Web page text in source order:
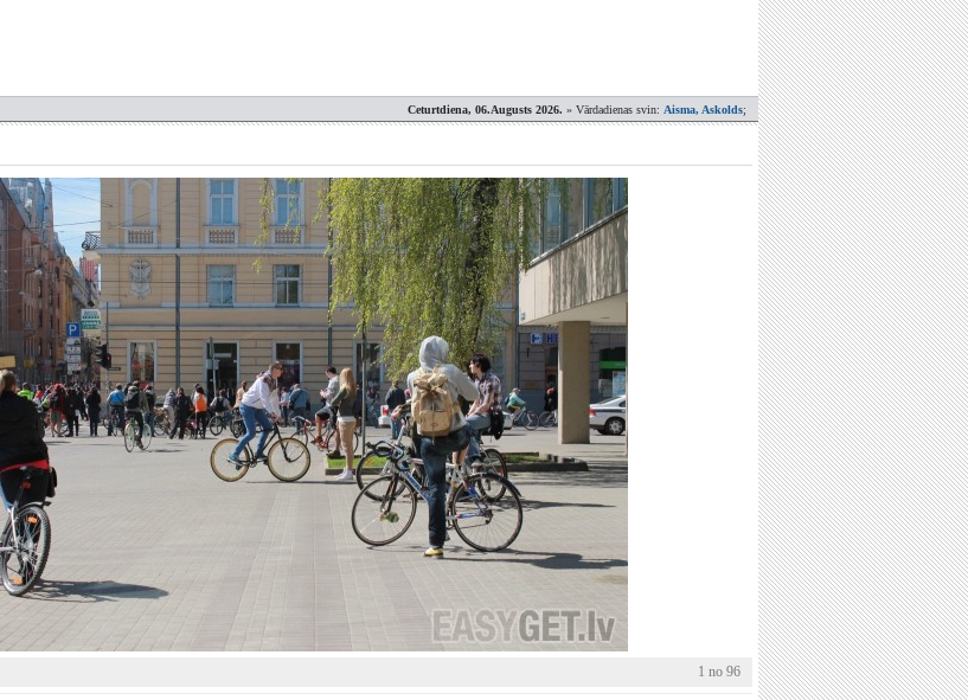
Ceturtdiena, 06.Augusts 2026. » Vārdadienas svin: Aisma, Askolds;
1 no 96